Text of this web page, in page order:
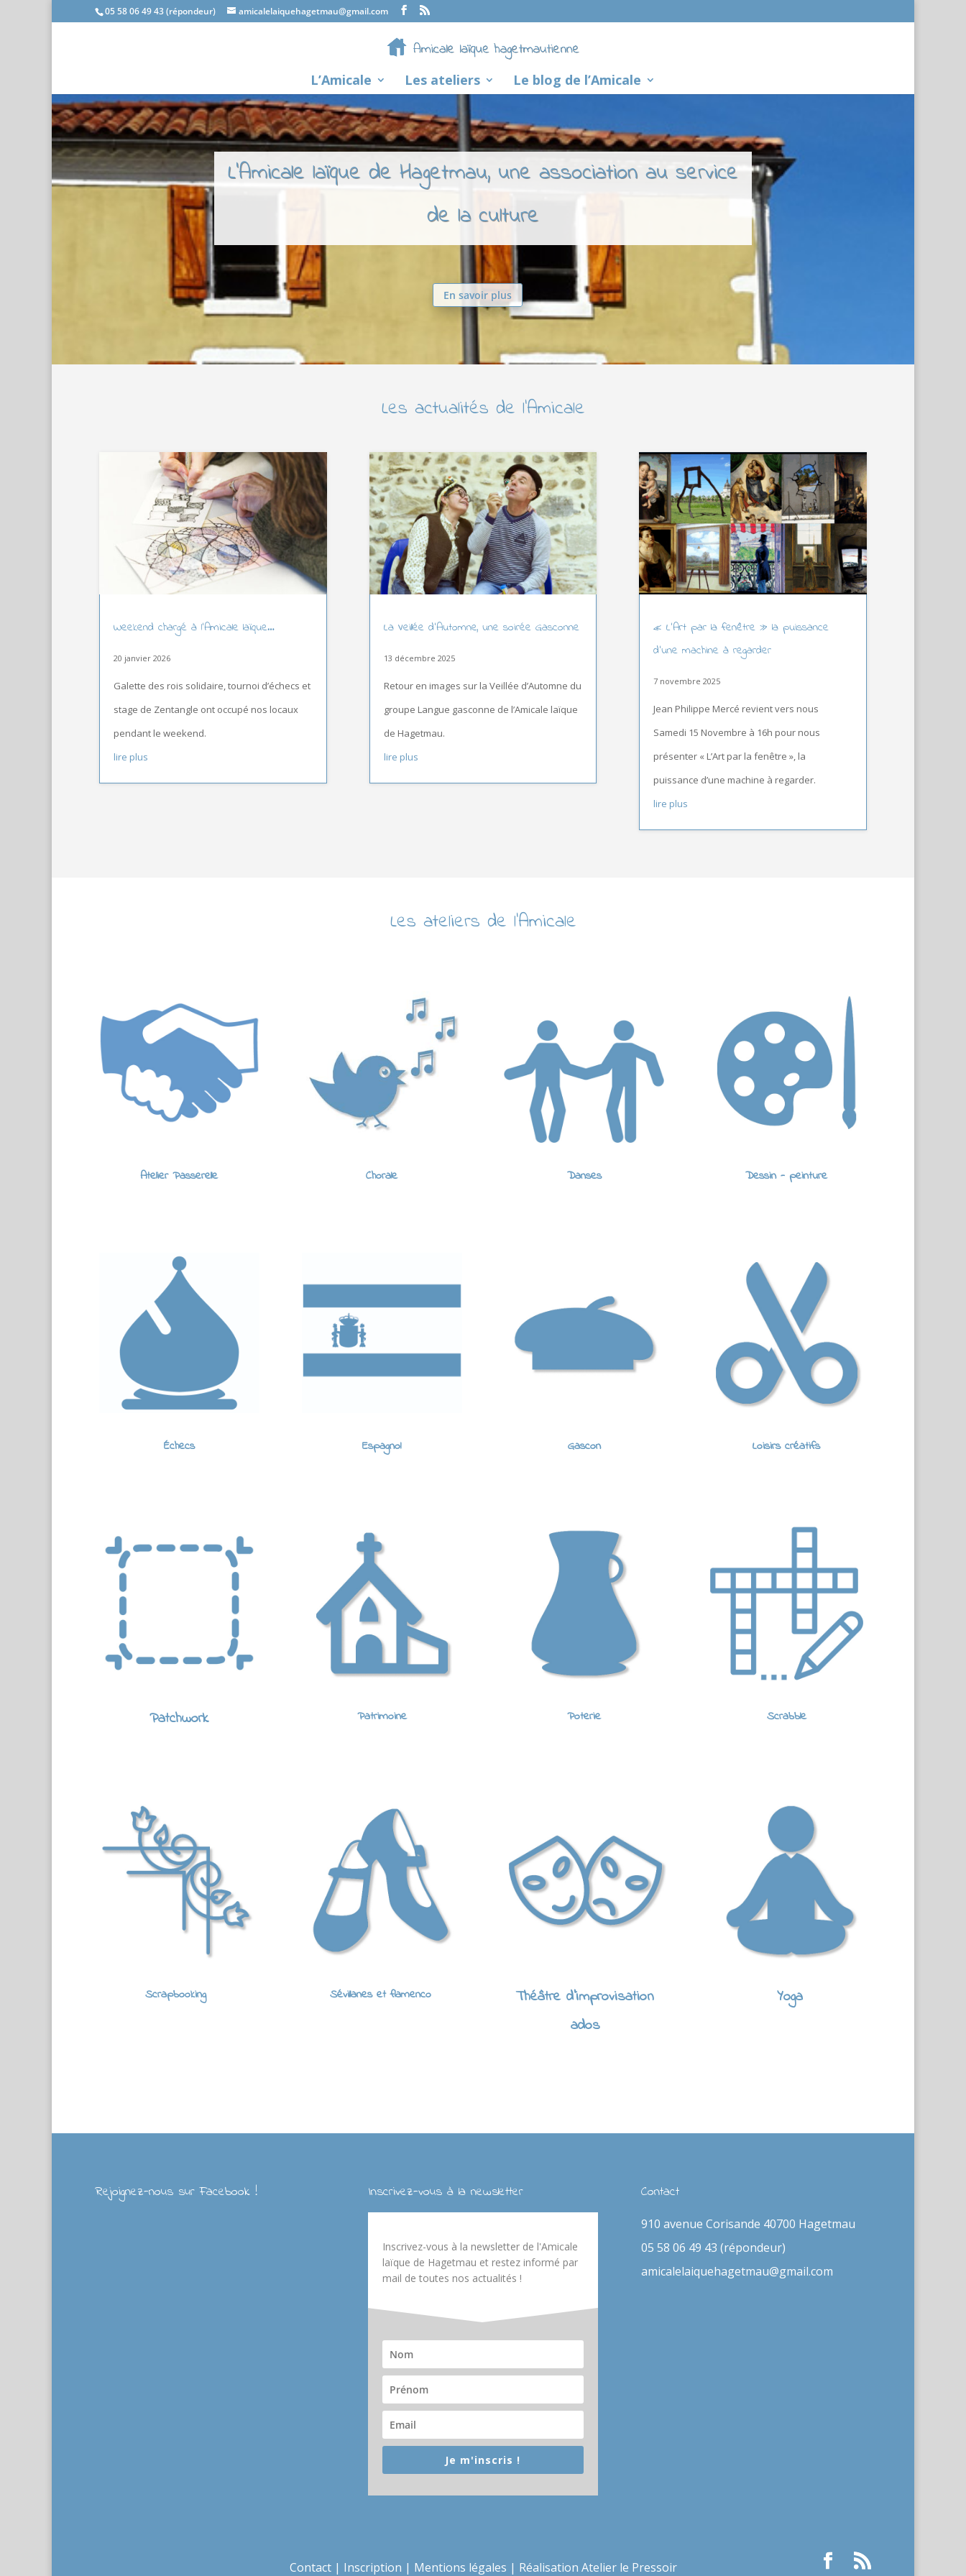
05 58 06 49 43 (répondeur) amicalelaiquehagetmau@gmail.com
L’Amicale Les ateliers Le blog de l’Amicale
L'Amicale laïque de Hagetmau, une association au service
de la culture
En savoir plus
Les actualités de l’Amicale
Weekend chargé à l’Amicale laïque…
20 janvier 2026
Galette des rois solidaire, tournoi d’échecs et
stage de Zentangle ont occupé nos locaux
pendant le weekend.
lire plus
La Veillée d’Automne, une soirée Gasconne
13 décembre 2025
Retour en images sur la Veillée d’Automne du
groupe Langue gasconne de l’Amicale laïque
de Hagetmau.
lire plus
« L’Art par la fenêtre » la puissance
d’une machine à regarder
7 novembre 2025
Jean Philippe Mercé revient vers nous
Samedi 15 Novembre à 16h pour nous
présenter « L’Art par la fenêtre », la
puissance d’une machine à regarder.
lire plus
Les ateliers de l’Amicale
Atelier Passerelle Chorale Danses Dessin - peinture
Échecs Espagnol Gascon Loisirs créatifs
Patchwork Patrimoine Poterie Scrabble
Scrapbooking Sévillanes et flamenco
Théâtre d'improvisation
ados
Yoga
Rejoignez-nous sur Facebook ! Inscrivez-vous à la newsletter
Inscrivez-vous à la newsletter de l'Amicale
laïque de Hagetmau et restez informé par
mail de toutes nos actualités !
Je m'inscris !
Contact
910 avenue Corisande 40700 Hagetmau
05 58 06 49 43 (répondeur)
amicalelaiquehagetmau@gmail.com
Contact| Inscription | Mentions légales | Réalisation Atelier le Pressoir